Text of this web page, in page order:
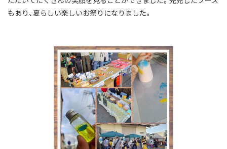
もあり、夏らしい楽しいお祭りになりました。